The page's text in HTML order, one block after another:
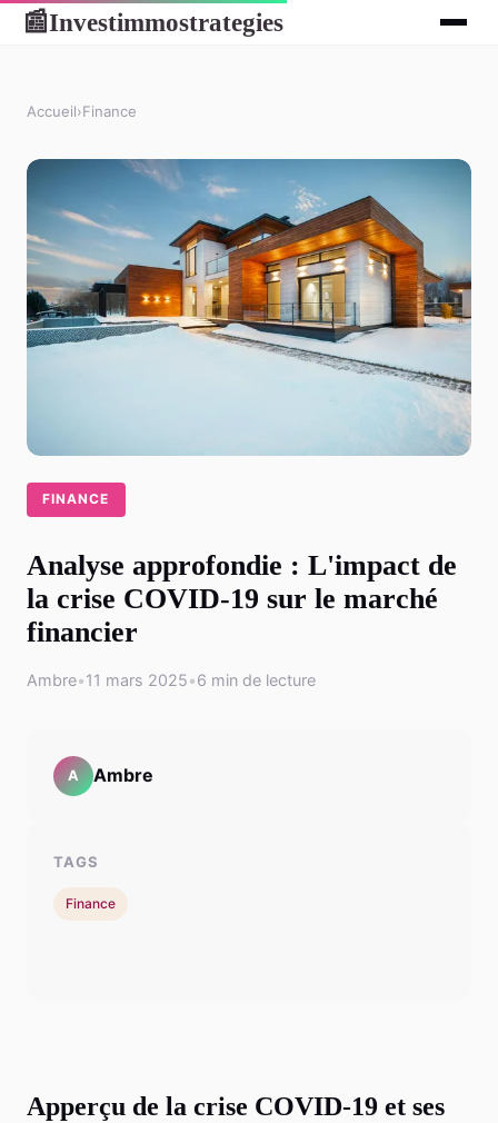
📰Investimmostrategies
Accueil›Finance
FINANCE
Analyse approfondie : L'impact de
la crise COVID-19 sur le marché
financier
Ambre•11 mars 2025•6 min de lecture
Apperçu de la crise COVID-19 et ses
A Ambre
TAGS
Finance